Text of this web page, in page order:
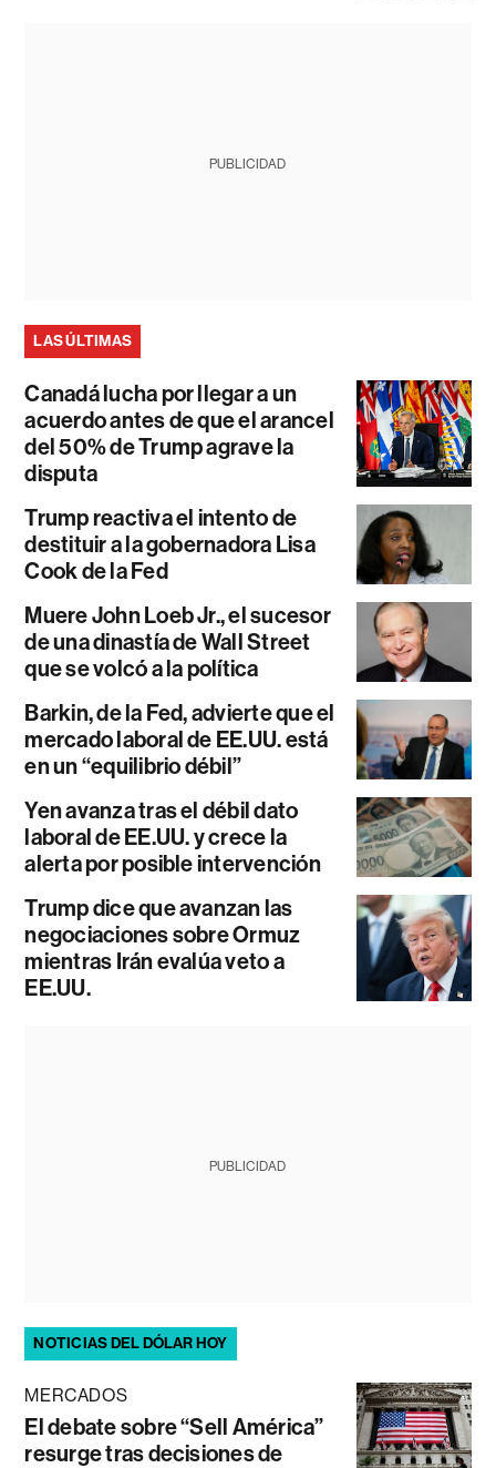
PUBLICIDAD
LAS ÚLTIMAS
Canadá lucha por llegar a un
acuerdo antes de que el arancel
del 50% de Trump agrave la
disputa
Trump reactiva el intento de
destituir a la gobernadora Lisa
Cook de la Fed
Muere John Loeb Jr., el sucesor
de una dinastía de Wall Street
que se volcó a la política
Barkin, de la Fed, advierte que el
mercado laboral de EE.UU. está
en un “equilibrio débil”
Yen avanza tras el débil dato
laboral de EE.UU. y crece la
alerta por posible intervención
Trump dice que avanzan las
negociaciones sobre Ormuz
mientras Irán evalúa veto a
EE.UU.
PUBLICIDAD
NOTICIAS DEL DÓLAR HOY
MERCADOS
El debate sobre “Sell América”
resurge tras decisiones de